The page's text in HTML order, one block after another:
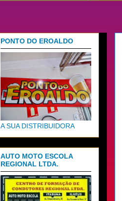
PONTO DO EROALDO
A SUA DISTRIBUIDORA
AUTO MOTO ESCOLA
REGIONAL LTDA.